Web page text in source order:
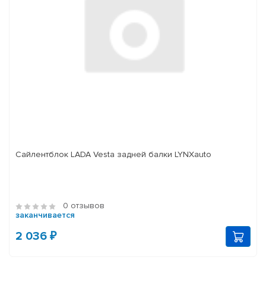
Сайлентблок LADA Vesta задней балки LYNXauto
0 отзывов
заканчивается
2 036 ₽